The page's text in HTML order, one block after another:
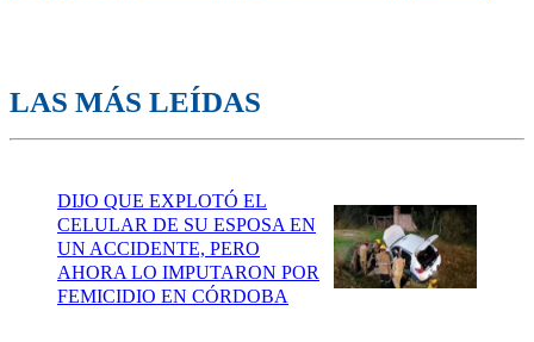
LAS MÁS LEÍDAS
DIJO QUE EXPLOTÓ EL
CELULAR DE SU ESPOSA EN
UN ACCIDENTE, PERO
AHORA LO IMPUTARON POR
FEMICIDIO EN CÓRDOBA